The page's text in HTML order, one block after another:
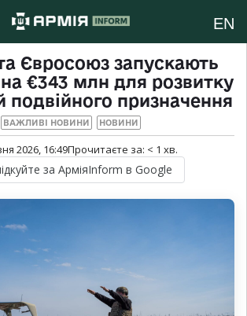
EN
Євросоюз запускають
€343 млн для розвитку
подвійного призначення
ВАЖЛИВІ НОВИНИ НОВИНИ
2026, 16:49Прочитаєте за: < 1 хв.
за АрміяInform в Google